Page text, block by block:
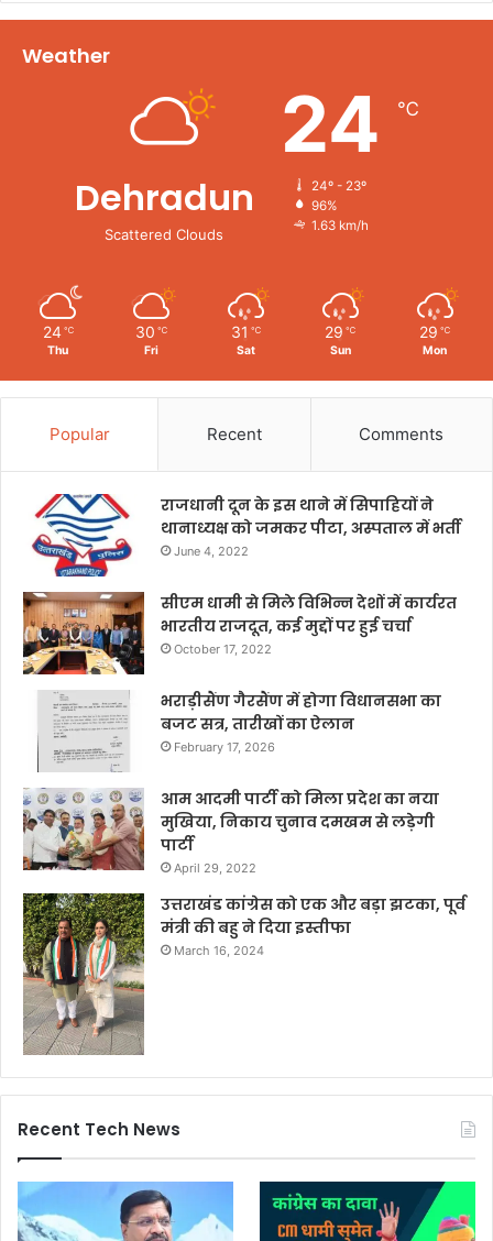
Weather
Dehradun
Scattered Clouds
24 ℃
24º - 23º
96%
1.63 km/h
24 ℃
Thu
30 ℃
Fri
31 ℃
Sat
29 ℃
Sun
29 ℃
Mon
Popular Recent Comments
राजधानी दून के इस थाने में सिपाहियों ने
थानाध्यक्ष को जमकर पीटा, अस्पताल में भर्ती
June 4, 2022
सीएम धामी से मिले विभिन्न देशों में कार्यरत
भारतीय राजदूत, कई मुद्दों पर हुई चर्चा
October 17, 2022
भराड़ीसैंण गैरसैंण में होगा विधानसभा का
बजट सत्र, तारीखों का ऐलान
February 17, 2026
आम आदमी पार्टी को मिला प्रदेश का नया
मुखिया, निकाय चुनाव दमखम से लड़ेगी
पार्टी
April 29, 2022
उत्तराखंड कांग्रेस को एक और बड़ा झटका, पूर्व
मंत्री की बहु ने दिया इस्तीफा
March 16, 2024
Recent Tech News